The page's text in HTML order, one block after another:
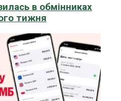
в обмінниках
тижня